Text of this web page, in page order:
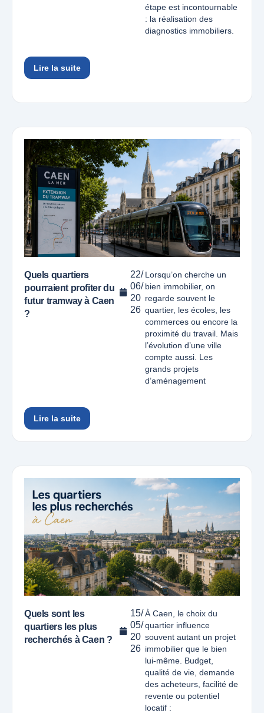
étape est incontournable
: la réalisation des
diagnostics immobiliers.
Lire la suite
Quels quartiers
pourraient profiter du
futur tramway à Caen
?
22/
06/
20
26
Lorsqu’on cherche un
bien immobilier, on
regarde souvent le
quartier, les écoles, les
commerces ou encore la
proximité du travail. Mais
l’évolution d’une ville
compte aussi. Les
grands projets
d’aménagement
Lire la suite
Quels sont les
quartiers les plus
recherchés à Caen ?
15/
05/
20
26
À Caen, le choix du
quartier influence
souvent autant un projet
immobilier que le bien
lui-même. Budget,
qualité de vie, demande
des acheteurs, facilité de
revente ou potentiel
locatif :